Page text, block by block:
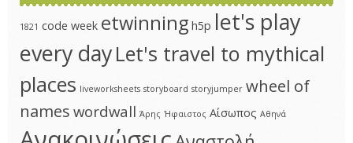
1821 code week etwinning h5p let's play
every dayLet's travel to mythical
places liveworksheets storyboard storyjumper wheel of
names wordwall Άρης Ήφαιστος Αίσωπος Αθηνά